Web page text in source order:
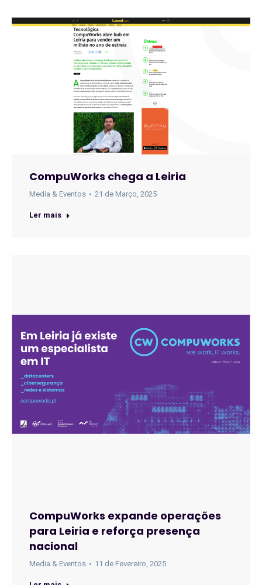
CompuWorks chega a Leiria
Media & Eventos 21 de Março, 2025
Ler mais
CompuWorks expande operações
para Leiria e reforça presença
nacional
Media & Eventos 11 de Fevereiro, 2025